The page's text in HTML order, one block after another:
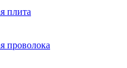
плита
проволока